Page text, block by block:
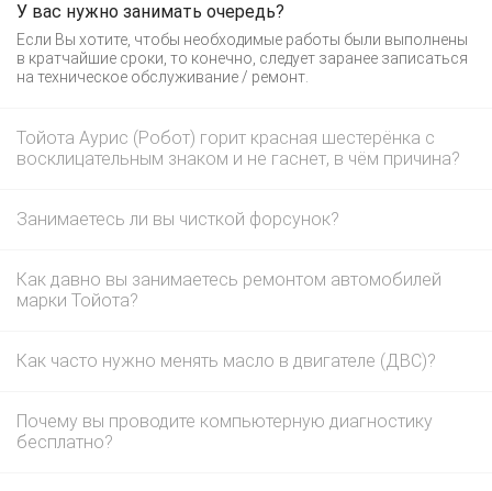
У вас нужно занимать очередь?
Если Вы хотите, чтобы необходимые работы были выполнены
в кратчайшие сроки, то конечно, следует заранее записаться
на техническое обслуживание / ремонт.
Тойота Аурис (Робот) горит красная шестерёнка с
восклицательным знаком и не гаснет, в чём причина?
Занимаетесь ли вы чисткой форсунок?
Как давно вы занимаетесь ремонтом автомобилей
марки Тойота?
Как часто нужно менять масло в двигателе (ДВС)?
Почему вы проводите компьютерную диагностику
бесплатно?